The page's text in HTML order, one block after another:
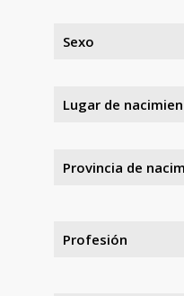
Sexo
Lugar de
Provincia de
Profesión